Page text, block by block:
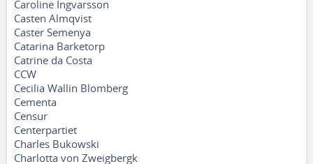
Caroline Ingvarsson
Casten Almqvist
Caster Semenya
Catarina Barketorp
Catrine da Costa
CCW
Cecilia Wallin Blomberg
Cementa
Censur
Centerpartiet
Charles Bukowski
Charlotta von Zweigbergk